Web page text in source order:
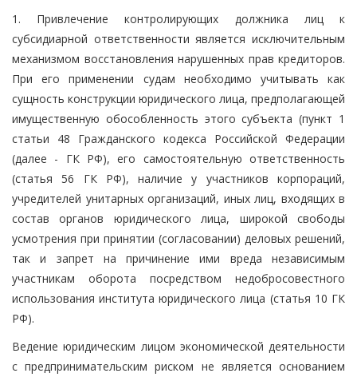
1. Привлечение контролирующих должника лиц к
субсидиарной ответственности является исключительным
механизмом восстановления нарушенных прав кредиторов.
При его применении судам необходимо учитывать как
сущность конструкции юридического лица, предполагающей
имущественную обособленность этого субъекта (пункт 1
статьи 48 Гражданского кодекса Российской Федерации
(далее - ГК РФ), его самостоятельную ответственность
(статья 56 ГК РФ), наличие у участников корпораций,
учредителей унитарных организаций, иных лиц, входящих в
состав органов юридического лица, широкой свободы
усмотрения при принятии (согласовании) деловых решений,
так и запрет на причинение ими вреда независимым
участникам оборота посредством недобросовестного
использования института юридического лица (статья 10 ГК
РФ).
Ведение юридическим лицом экономической деятельности
с предпринимательским риском не является основанием